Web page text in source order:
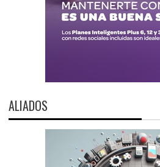
ALIADOS